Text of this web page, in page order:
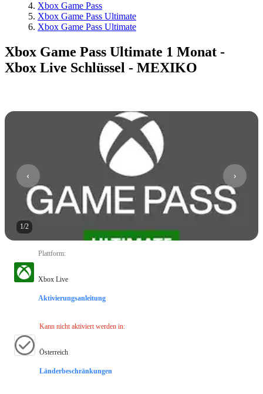
Xbox Game Pass
Xbox Game Pass Ultimate
Xbox Game Pass Ultimate
Xbox Game Pass Ultimate 1 Monat -
Xbox Live Schlüssel - MEXIKO
1/2
Plattform:
Xbox Live
Aktivierungsanleitung
Kann nicht aktiviert werden in:
Österreich
Länderbeschränkungen